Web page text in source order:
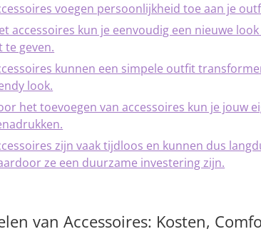
voegen persoonlijkheid toe aan je
accessoires kun je eenvoudig een nieuwe
te geven.
kunnen een simpele outfit
look.
het toevoegen van accessoires kun je jouw
zijn vaak tijdloos en kunnen dus
ze een duurzame investering zijn.
van Accessoires: Kosten,